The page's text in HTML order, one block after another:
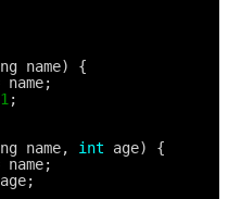
name) {
name;
1 ;
name, int
age) {
name;